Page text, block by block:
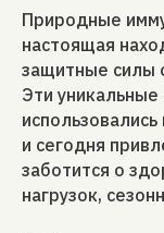
Природные
настоящая
защитные силы
Эти
и сегодня
заботится о
нагрузок,